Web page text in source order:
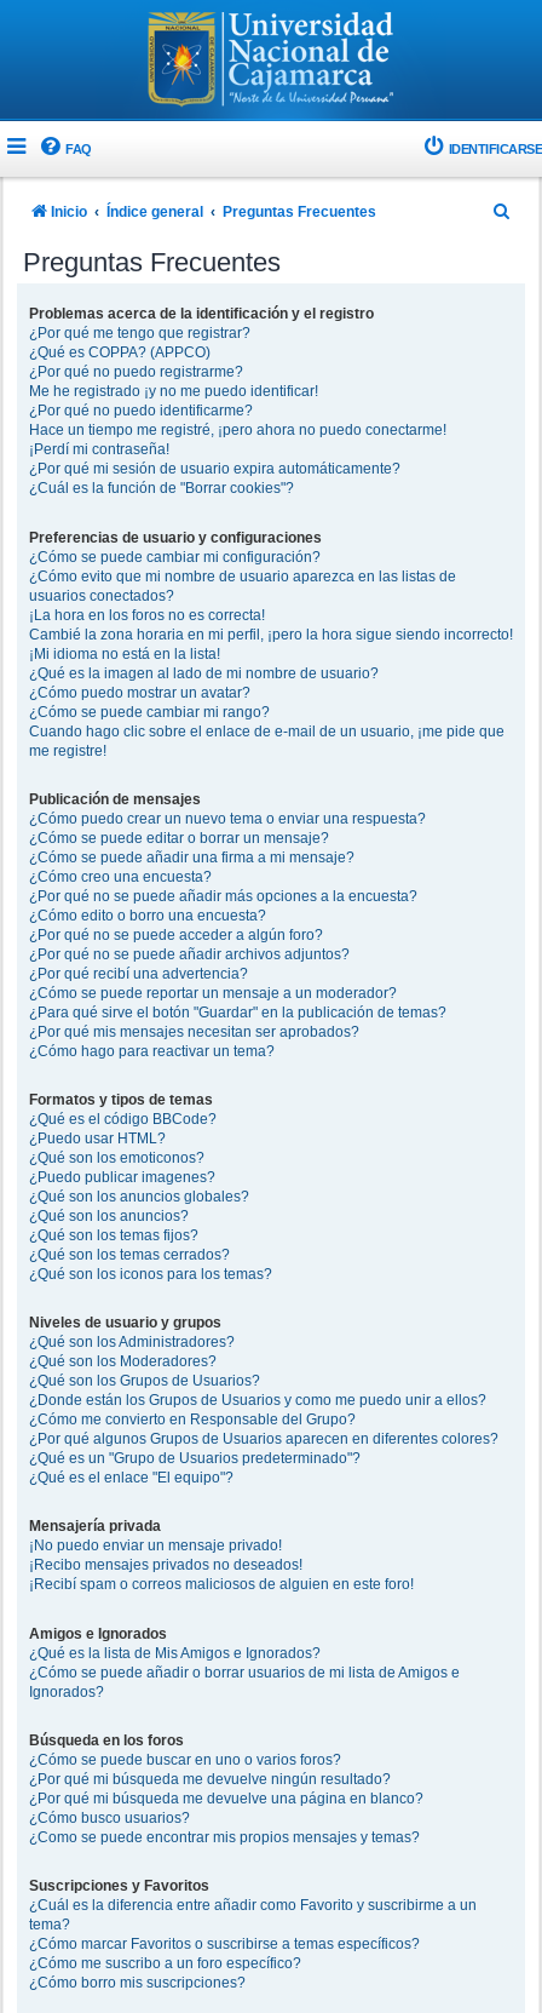
FAQ IDENTIFICARSE
Inicio Índice general Preguntas Frecuentes
Preguntas Frecuentes
Problemas acerca de la identificación y el registro
¿Por qué me tengo que registrar?
¿Qué es COPPA? (APPCO)
¿Por qué no puedo registrarme?
Me he registrado ¡y no me puedo identificar!
¿Por qué no puedo identificarme?
Hace un tiempo me registré, ¡pero ahora no puedo conectarme!
¡Perdí mi contraseña!
¿Por qué mi sesión de usuario expira automáticamente?
¿Cuál es la función de "Borrar cookies"?
Preferencias de usuario y configuraciones
¿Cómo se puede cambiar mi configuración?
¿Cómo evito que mi nombre de usuario aparezca en las listas de
usuarios conectados?
¡La hora en los foros no es correcta!
Cambié la zona horaria en mi perfil, ¡pero la hora sigue siendo incorrecto!
¡Mi idioma no está en la lista!
¿Qué es la imagen al lado de mi nombre de usuario?
¿Cómo puedo mostrar un avatar?
¿Cómo se puede cambiar mi rango?
Cuando hago clic sobre el enlace de e-mail de un usuario, ¡me pide que
me registre!
Publicación de mensajes
¿Cómo puedo crear un nuevo tema o enviar una respuesta?
¿Cómo se puede editar o borrar un mensaje?
¿Cómo se puede añadir una firma a mi mensaje?
¿Cómo creo una encuesta?
¿Por qué no se puede añadir más opciones a la encuesta?
¿Cómo edito o borro una encuesta?
¿Por qué no se puede acceder a algún foro?
¿Por qué no se puede añadir archivos adjuntos?
¿Por qué recibí una advertencia?
¿Cómo se puede reportar un mensaje a un moderador?
¿Para qué sirve el botón "Guardar" en la publicación de temas?
¿Por qué mis mensajes necesitan ser aprobados?
¿Cómo hago para reactivar un tema?
Formatos y tipos de temas
¿Qué es el código BBCode?
¿Puedo usar HTML?
¿Qué son los emoticonos?
¿Puedo publicar imagenes?
¿Qué son los anuncios globales?
¿Qué son los anuncios?
¿Qué son los temas fijos?
¿Qué son los temas cerrados?
¿Qué son los iconos para los temas?
Niveles de usuario y grupos
¿Qué son los Administradores?
¿Qué son los Moderadores?
¿Qué son los Grupos de Usuarios?
¿Donde están los Grupos de Usuarios y como me puedo unir a ellos?
¿Cómo me convierto en Responsable del Grupo?
¿Por qué algunos Grupos de Usuarios aparecen en diferentes colores?
¿Qué es un "Grupo de Usuarios predeterminado"?
¿Qué es el enlace "El equipo"?
Mensajería privada
¡No puedo enviar un mensaje privado!
¡Recibo mensajes privados no deseados!
¡Recibí spam o correos maliciosos de alguien en este foro!
Amigos e Ignorados
¿Qué es la lista de Mis Amigos e Ignorados?
¿Cómo se puede añadir o borrar usuarios de mi lista de Amigos e
Ignorados?
Búsqueda en los foros
¿Cómo se puede buscar en uno o varios foros?
¿Por qué mi búsqueda me devuelve ningún resultado?
¿Por qué mi búsqueda me devuelve una página en blanco?
¿Cómo busco usuarios?
¿Como se puede encontrar mis propios mensajes y temas?
Suscripciones y Favoritos
¿Cuál es la diferencia entre añadir como Favorito y suscribirme a un
tema?
¿Cómo marcar Favoritos o suscribirse a temas específicos?
¿Cómo me suscribo a un foro específico?
¿Cómo borro mis suscripciones?